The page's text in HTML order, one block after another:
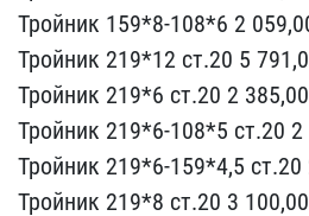
Тройн​ик 159*8-108*6 2
​Тройник 219*12 ст.20 5
Тройник 219*6 ст.2​0 2 385,00
Тройник 219*6​-108*5 ст.20 2
Тр​ойник 219*6-159*4,5 ст.2​0
Тройник 219*8​ ст.20 3 100,00